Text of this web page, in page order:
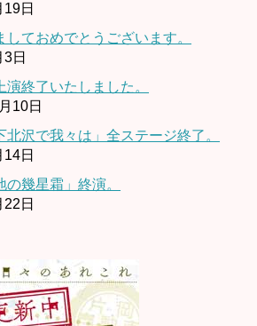
日
しておめでとうございます。
日
演終了いたしました。
10日
北沢で我々は」全ステージ終了。
日
の幾星霜」終演。
日